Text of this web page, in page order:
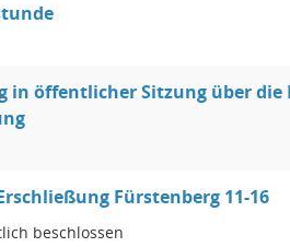
in öffentlicher Sitzung über
Fürstenberg 11-16
beschlossen